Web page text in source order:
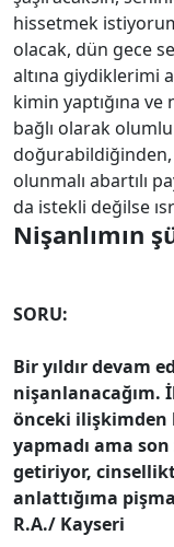
hissetmek
olacak, dün gece
altına giydiklerimi
kimin yaptığına ve
bağlı olarak
doğurabildiğinden,
olunmalı abartılı
da istekli değilse
Nişanlımın
SORU:
Bir yıldır devam
nişanlanacağım.
önceki ilişkimden
yapmadı ama
getiriyor,
anlattığıma
R.A./ Kayseri